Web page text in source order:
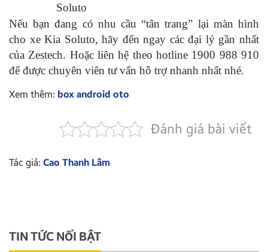
Soluto
Nếu bạn đang có nhu cầu “tân trang” lại màn hình
cho xe Kia Soluto, hãy đến ngay các đại lý gần nhất
của Zestech. Hoặc liên hệ theo hotline 1900 988 910
để được chuyên viên tư vấn hỗ trợ nhanh nhất nhé.
Xem thêm: box android oto
Đánh giá bài viết
Tác giả: Cao Thanh Lâm
TIN TỨC NỔI BẬT